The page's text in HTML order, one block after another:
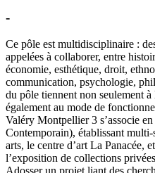
-
Ce pôle est multidisciplinaire :
appelées à collaborer, entre
économie, esthétique, droit,
communication, psychologie,
du pôle tiennent non seulement
également au mode de
Valéry Montpellier 3 s’associe
Contemporain), établissant
arts, le centre d’art La Panacée,
l’exposition de collections